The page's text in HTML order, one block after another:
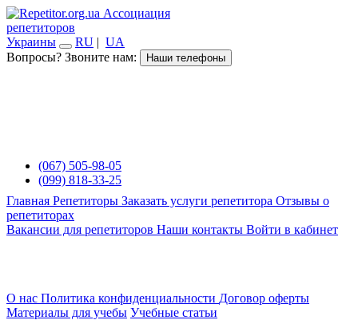
Ассоциация
репетиторов
Украины
RU | UA
Вопросы? Звоните нам:
Наши телефоны
(067) 505-98-05
(099) 818-33-25
Главная Репетиторы Заказать услуги репетитора Отзывы о
репетиторах
Вакансии для репетиторов Наши контакты Войти в кабинет
О нас Политика конфиденциальности Договор оферты
Материалы для учебы Учебные статьи